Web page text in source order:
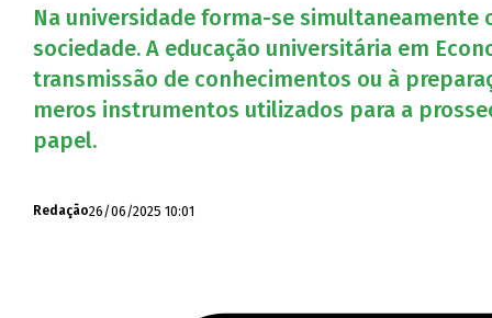
Na universidade forma-se simultaneamente
sociedade. A educação universitária em
transmissão de conhecimentos ou à
meros instrumentos utilizados para a
papel.
Redação26/06/2025 10:01